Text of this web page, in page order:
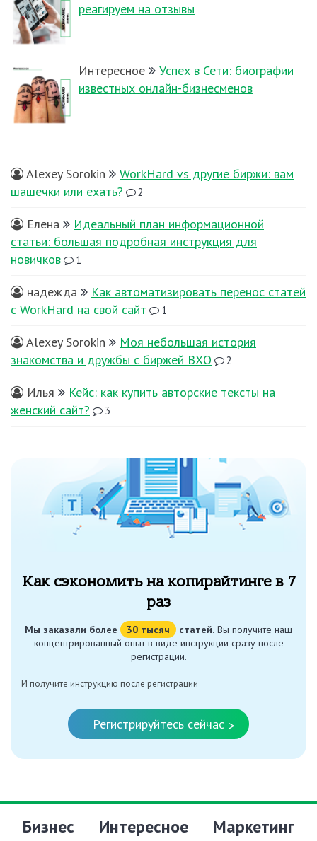
реагируем на отзывы
Интересное
Успех в Сети: биографии
известных онлайн-бизнесменов
Alexey Sorokin
WorkHard vs другие биржи: вам
шашечки или ехать?
2
Елена
Идеальный план информационной
статьи: большая подробная инструкция для
новичков
1
надежда
Как автоматизировать перенос статей
с WorkHard на свой сайт
1
Alexey Sorokin
Моя небольшая история
знакомства и дружбы с биржей ВХО
2
Илья
Кейс: как купить авторские тексты на
женский сайт?
3
Как сэкономить на копирайтинге в 7
раз
Мы заказали более 30 тысяч статей. Вы получите наш
концентрированный опыт в виде инструкции сразу после
регистрации.
И получите инструкцию после регистрации
Регистрируйтесь сейчас >
Бизнес Интересное
Маркетинг